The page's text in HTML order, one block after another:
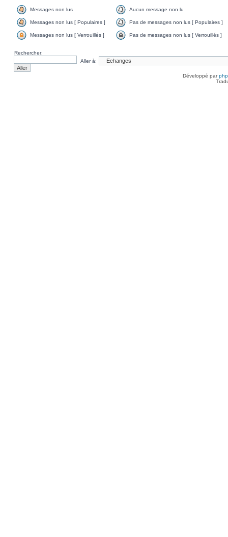
Messages non lus Aucun message non lu
Messages non lus [ Populaires ] Pas de messages non lus [ Populaires ]
Messages non lus [ Verrouillés ] Pas de messages non lus [ Verrouillés ]
Rechercher:
Aller à:
Développé par